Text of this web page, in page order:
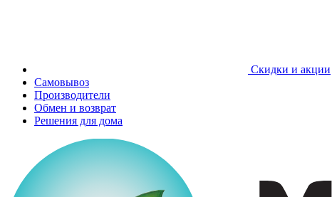
Скидки и акции
Самовывоз
Производители
Обмен и возврат
Решения для дома